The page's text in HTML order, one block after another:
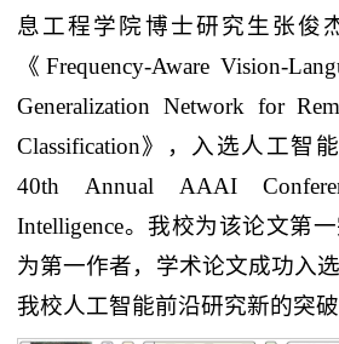
息工程学院博士研究生张俊
《Frequency-Aware Vision-
Generalization Network for
Classification》，入选人工智
40th Annual AAAI
Intelligence。我校为该论文第
为第一作者，学术论文成功入
我校人工智能前沿研究新的突破